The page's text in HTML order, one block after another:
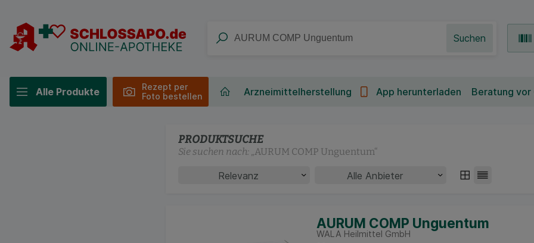
Suchen
Alle Produkte
Rezept per
Foto bestellen
Arzneimittelherstellung App herunterladen Beratung vor
PRODUKTSUCHE
Sie suchen nach: „AURUM COMP Unguentum“
AURUM COMP Unguentum
WALA Heilmittel GmbH